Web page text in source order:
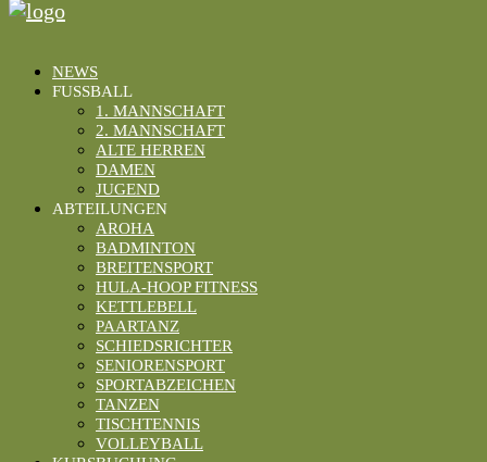
NEWS
FUSSBALL
1. MANNSCHAFT
2. MANNSCHAFT
ALTE HERREN
DAMEN
JUGEND
ABTEILUNGEN
AROHA
BADMINTON
BREITENSPORT
HULA-HOOP FITNESS
KETTLEBELL
PAARTANZ
SCHIEDSRICHTER
SENIORENSPORT
SPORTABZEICHEN
TANZEN
TISCHTENNIS
VOLLEYBALL